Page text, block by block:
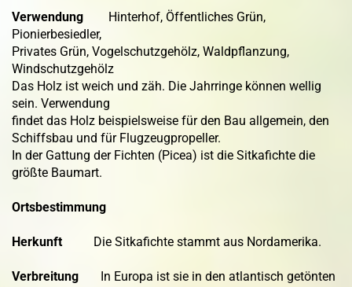
Verwendung Hinterhof, Öffentliches Grün,
Pionierbesiedler,
Privates Grün, Vogelschutzgehölz, Waldpflanzung,
Windschutzgehölz
Das Holz ist weich und zäh. Die Jahrringe können wellig
sein. Verwendung
findet das Holz beispielsweise für den Bau allgemein, den
Schiffsbau und für Flugzeugpropeller.
In der Gattung der Fichten (Picea) ist die Sitkafichte die
größte Baumart.
Ortsbestimmung
HerkunftDie Sitkafichte stammt aus Nordamerika.
Verbreitung In Europa ist sie in den atlantisch getönten